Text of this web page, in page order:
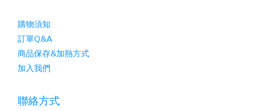
購物須知
訂單Q&A
商品保存&加熱方式
加入我們
聯絡方式